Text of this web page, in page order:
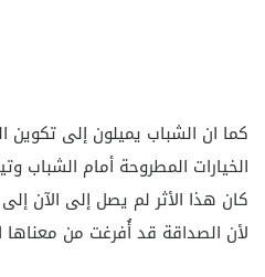
كما ان الشباب يميلون إلى تكوين
الخيارات المطروحة أمام الشباب
كان هذا الأثر لم يصل إلى الآن
لأن الصداقة قد أُفرغت من